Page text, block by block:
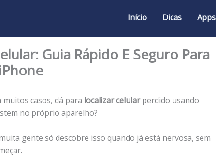
Início Dicas Apps
Guia Rápido E Seguro Para
muitos casos, dá para localizar celularperdido usando
no próprio aparelho?
gente só descobre isso quando já está nervosa, sem